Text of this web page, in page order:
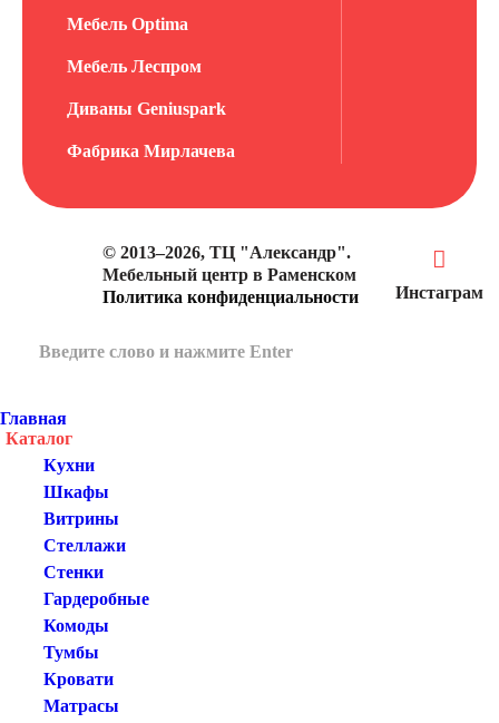
Мебель Optima
Мебель Леспром
Диваны Geniuspark
Фабрика Мирлачева
© 2013–2026, ТЦ "Александр".
Мебельный центр в Раменском
Политика конфиденциальности
Инстаграм
Главная
Каталог
Кухни
Шкафы
Витрины
Стеллажи
Стенки
Гардеробные
Комоды
Тумбы
Кровати
Матрасы